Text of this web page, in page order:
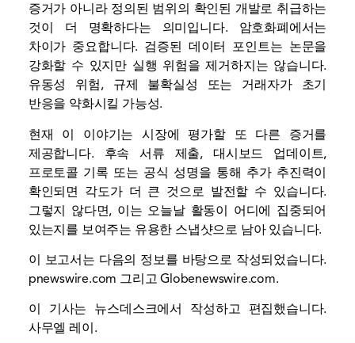
증거가 아니라 정의된 범위의 확인된 개발로 취급하는
것이 더 명확하다는 의미입니다. 암호화폐에서는
차이가 중요합니다. 검증된 데이터 포인트는 논문을
강화할 수 있지만 실행 위험을 제거하지는 않습니다.
유동성
위험, 규제 불확실성 또는 거래자가 초기
반응을 약화시킬 가능성.
현재 이 이야기는 시장에 평가할 또 다른 증거를
제공합니다. 후속 서류 제출, 대시보드 업데이트,
프로토콜 기록 또는 공식 성명을 통해 추가 추진력이
확인되면 각도가 더 큰 것으로 발전할 수 있습니다.
그렇지 않다면, 이는 오늘날 활동이 어디에 집중되어
있는지를 보여주는 유용한 스냅샷으로 남아 있습니다.
이 보고서는 다음의 정보를 바탕으로 작성되었습니다.
pnewswire.com 그리고Globenewswire.com.
이 기사는 뉴스데스크에서 작성하고 편집했습니다.
사무엘 레이 .